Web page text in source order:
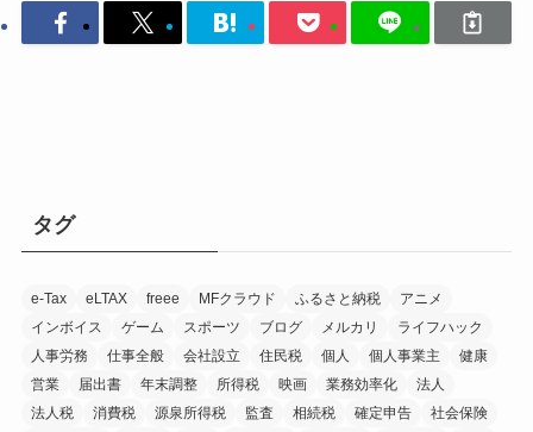
タグ
e-Tax eLTAX freee MFクラウド ふるさと納税
アニメ
インボイス
ゲーム スポーツ ブログ メルカリ
ライフハック
人事労務
仕事全般 会社設立 住民税 個人 個人事業主
健康
営業
届出書 年末調整 所得税 映画 業務効率化
法人
法人税
消費税 源泉所得税 監査 相続税 確定申告
社会保険